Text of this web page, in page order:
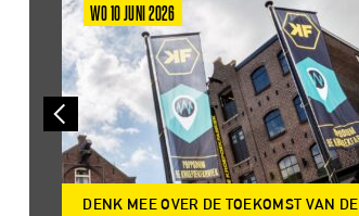
WO 10 JUNI 2026
DENK MEE OVER DE TOEKOMST VAN DE